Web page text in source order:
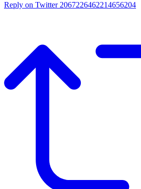
Reply on Twitter 2067226462214656204